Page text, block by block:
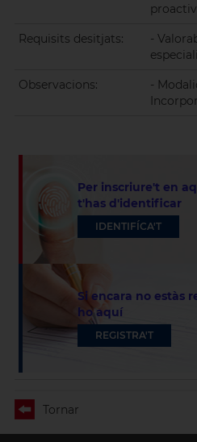
Requisits desitjats:
-
Observacions:
-
Per inscriure't en
t'has d'identificar
IDENTIFÍCA'T
Si encara no estàs
ho aquí
REGISTRA'T
Tornar